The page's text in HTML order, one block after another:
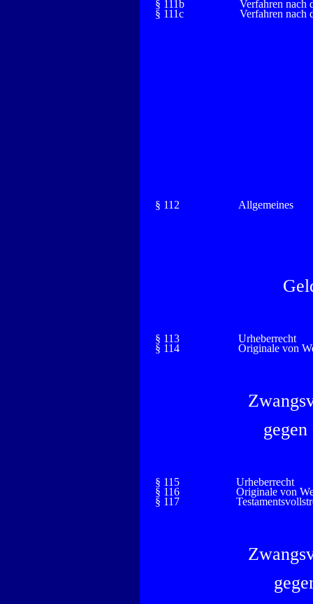
§ 111b
Verfahren nach
§ 111c
Verfahren nach
§ 112 Allgemeines
§ 113
Urheberrecht
§ 114
Originale von
§ 115
Urheberrecht
§ 116
Originale von
§ 117